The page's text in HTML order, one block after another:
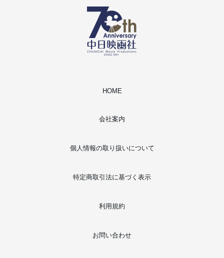
HOME
会社案内
個人情報の取り扱いについて
特定商取引法に基づく表示
利用規約
お問い合わせ